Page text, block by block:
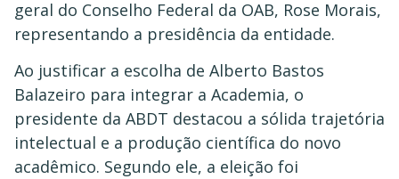
geral do Conselho Federal da OAB, Rose Morais,
representando a presidência da entidade.
Ao justificar a escolha de Alberto Bastos
Balazeiro para integrar a Academia, o
presidente da ABDT destacou a sólida trajetória
intelectual e a produção científica do novo
acadêmico. Segundo ele, a eleição foi